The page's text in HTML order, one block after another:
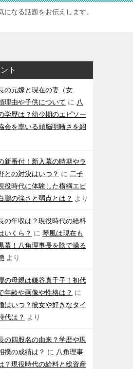
なる話題をお伝えします。
ト
の元嫁と現在の妻（女
理由や子供について に 八
学歴は？幼少期のエピソー
会を率いる頭脳明晰さを紹
新番付！新入幕の時期やラ
との対決はいつ？ に 二子
役時代に体験した横綱エピ
鵬の強さと弱点とは？ より
の年収は？現役時代の給料
いくら？ に 琴風は現在も
幕！八角理事長を陰で操る
より
の母親は鎌谷真千子！初代
年齢や画像や性格は？ に
はいつ？彼女や好きなタイ
代は？ より
の四股名の由来？学歴や現
撲の成績は？ に 八角理事
？現役時代の給料と総資産